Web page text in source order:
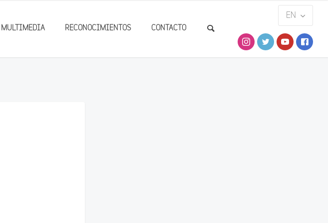
MULTIMEDIA RECONOCIMIENTOS CONTACTO